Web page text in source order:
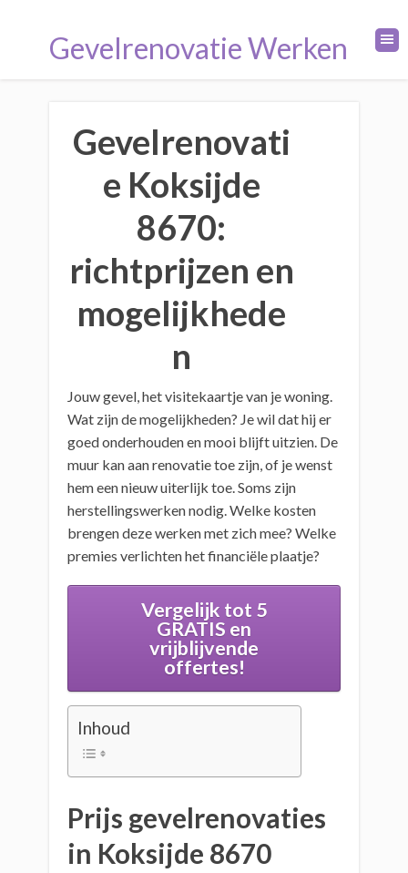
Gevelrenovatie Werken
Gevelrenovati
e Koksijde
8670:
richtprijzen en
mogelijkhede
n
Jouw gevel, het visitekaartje van je woning.
Wat zijn de mogelijkheden? Je wil dat hij er
goed onderhouden en mooi blijft uitzien. De
muur kan aan renovatie toe zijn, of je wenst
hem een nieuw uiterlijk toe. Soms zijn
herstellingswerken nodig. Welke kosten
brengen deze werken met zich mee? Welke
premies verlichten het financiële plaatje?
Vergelijk tot 5
GRATIS en
vrijblijvende
offertes!
Inhoud
Prijs gevelrenovaties
in Koksijde 8670